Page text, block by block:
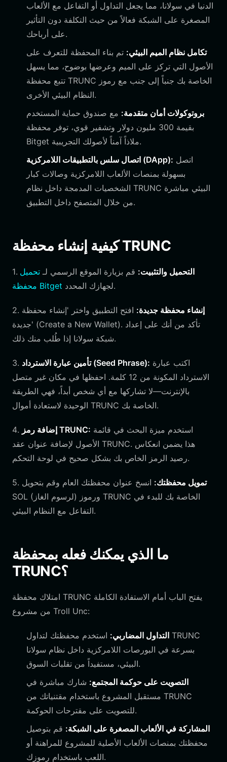
الدنيا في سولانا، مما يجعل التداول أو التفاعل مع الألعاب
المصغرة على الشبكة فعالاً من حيث التكلفة دون التأثير
على أرباحك.
تكامل نظام الميم البيئي: تم بناء المحفظة للتعرف على
الأصول التي تركز على الميم وعرضها بوضوح، مما يسهل
تتبع محفظة TRUNC الخاصة بك جنباً إلى جنب مع رموز
النظام البيئي الأخرى.
بروتوكولات أمان متقدمة: مع صندوق حماية المستخدم
بقيمة 300 مليون دولار وتشفير قوي، توفر محفظة
Bitget ملاذاً آمناً لأصولك التجريبية.
اتصال سلس بالتطبيقات اللامركزية (DApp):
بسهولة بمنصات الألعاب اللامركزية وصالات كبار
الشخصيات المدمجة داخل نظام TRUNC البيئي مباشرة
من خلال المتصفح داخل التطبيق.
كيفية إنشاء محفظة TRUNC
1. التحميل والتثبيت: قم بزيارة الموقع الرسمي لـ تحميل
محفظة Bitget
لجهازك المحدد.
2. إنشاء محفظة جديدة: افتح التطبيق واختر 'إنشاء محفظة
جديدة' (Create a New Wallet). تأكد من أنك على إعداد
شبكة سولانا إذا طُلب منك ذلك.
3. تأمين عبارة الاسترداد (Seed Phrase):
الاسترداد المكونة من 12 كلمة. احفظها في مكان غير متصل
بالإنترنت—لا تشاركها مع أي شخص أبداً، فهي الطريقة
الوحيدة لاستعادة أموال TRUNC الخاصة بك.
4. إضافة رمز TRUNC:
الأصول لإضافة عنوان عقد TRUNC. هذا يضمن انعكاس
رصيد الرمز الخاص بك بشكل صحيح في لوحة التحكم.
5. تمويل محفظتك: انسخ عنوان محفظتك العام وقم بتحويل
SOL (لرسوم الغاز) ورموز TRUNC الخاصة بك للبدء في
التفاعل مع النظام البيئي.
ما الذي يمكنك فعله بمحفظة
TRUNC؟
امتلاك محفظة TRUNC يفتح الباب أمام الاستفادة الكاملة
من مشروع Troll Unc:
التداول المضاربي: استخدم محفظتك لتداول TRUNC
بسرعة في البورصات اللامركزية داخل نظام سولانا
البيئي، مستفيداً من تقلبات السوق.
التصويت على حوكمة المجتمع: شارك مباشرة في
مستقبل المشروع باستخدام مقتنياتك من TRUNC
للتصويت على مقترحات الحوكمة.
المشاركة في الألعاب المصغرة على الشبكة: قم بتوصيل
محفظتك بمنصات الألعاب الأصلية للمشروع للمراهنة أو
اللعب باستخدام رموزك.